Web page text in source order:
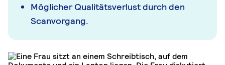
Möglicher Qualitätsverlust durch den
Scanvorgang.